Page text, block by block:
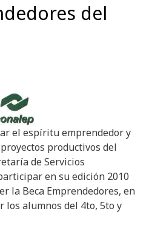
del
el espíritu emprendedor y
productivos del
de Servicios
en su edición 2010
la Beca Emprendedores, en
los alumnos del 4to, 5to y